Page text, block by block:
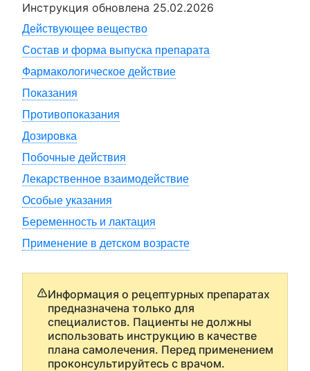
Инструкция обновлена 25.02.2026
Действующее вещество
Состав и форма выпуска препарата
Фармакологическое действие
Показания
Противопоказания
Дозировка
Побочные действия
Лекарственное взаимодействие
Особые указания
Беременность и лактация
Применение в детском возрасте
Информация о рецептурных препаратах
предназначена только для
специалистов. Пациенты не должны
использовать инструкцию в качестве
плана самолечения. Перед применением
проконсультируйтесь с врачом.